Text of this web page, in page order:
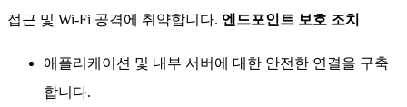
접근 및 Wi-Fi 공격에 취약합니다. 엔드포인트 보호 조치
애플리케이션 및 내부 서버에 대한 안전한 연결을 구축
합니다.